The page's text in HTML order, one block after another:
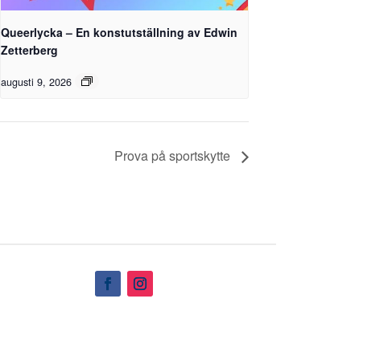
Queerlycka – En konstutställning av Edwin
Zetterberg
augusti 9, 2026
Prova på sportskytte